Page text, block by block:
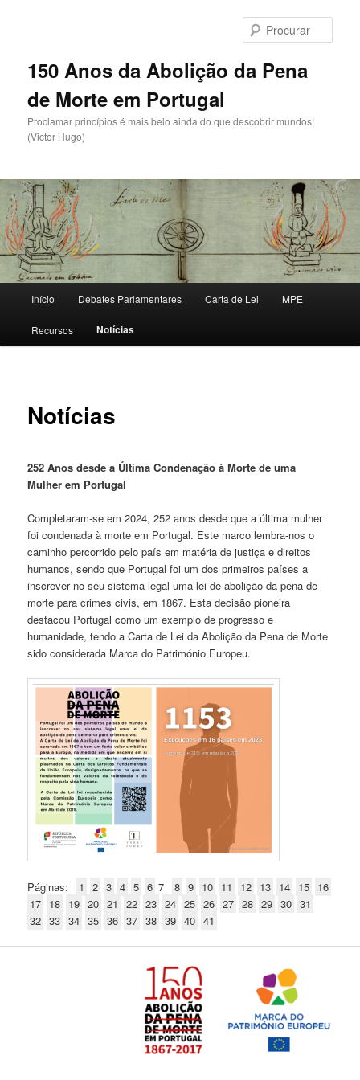
primário150 Anos da Abolição da Pena
de Morte em Portugal
Proclamar princípios é mais belo ainda do que descobrir mundos!
(Victor Hugo)
principal
Início Debates Parlamentares Carta de Lei MPE
Recursos Notícias
Notícias
252 Anos desde a Última Condenação à Morte de uma
Mulher em Portugal
Completaram-se em 2024, 252 anos desde que a última mulher
foi condenada à morte em Portugal. Este marco lembra-nos o
caminho percorrido pelo país em matéria de justiça e direitos
humanos, sendo que Portugal foi um dos primeiros países a
inscrever no seu sistema legal uma lei de abolição da pena de
morte para crimes civis, em 1867. Esta decisão pioneira
destacou Portugal como um exemplo de progresso e
humanidade, tendo a Carta de Lei da Abolição da Pena de Morte
sido considerada Marca do Património Europeu.
Páginas: 1 2 3 4 5 6 7 8 9 10 11 12 13 14 15 16
17 18 19 20 21 22 23 24 25 26 27 28 29 30 31
32 33 34 35 36 37 38 39 40 41